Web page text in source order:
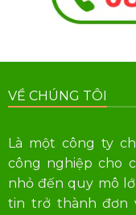
VỀ CHÚNG TÔI
Là một công ty
công nghiệp cho
nhỏ đến quy mô
tin trở thành đơn